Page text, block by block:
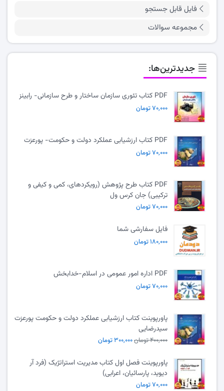
فایل قابل جستجو
مجموعه سوالات
جدیدترین‌ها:
PDF کتاب تئوری سازمان ساختار و طرح سازمانی- رابینز
۷۰,۰۰۰ تومان
PDF کتاب ارزشیابی عملکرد دولت و حکومت- پورعزت
۷۰,۰۰۰ تومان
PDF کتاب طرح پژوهش (رویکردهای، کمی و کیفی و
ترکیبی) جان کرس ول
۷۰,۰۰۰ تومان
فایل سفارشی شما
۱۸۰,۰۰۰ تومان
PDF اداره امور عمومی در اسلام-خدابخش
۷۰,۰۰۰ تومان
پاورپوینت کتاب ارزشیابی عملکرد دولت و حکومت پورعزت
سیدرضایی
۴۰۰,۰۰۰ تومان ۳۰۰,۰۰۰ تومان
پاورپوینت فصل اول کتاب مدیریت استراتژیک (فرد آر
دیوید، پارسائیان، اعرابی)
۷۰,۰۰۰ تومان